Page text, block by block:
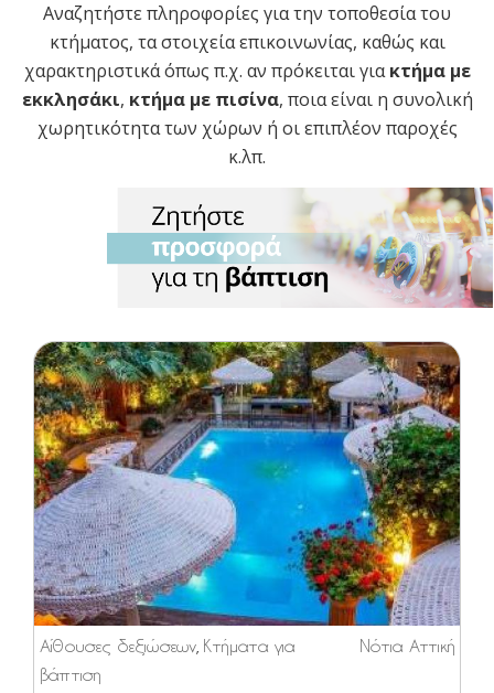
Αναζητήστε πληροφορίες για την τοποθεσία του
κτήματος, τα στοιχεία επικοινωνίας, καθώς και
χαρακτηριστικά όπως π.χ. αν πρόκειται γιακτήμα με
εκκλησάκι, κτήμα με πισίνα, ποια είναι η συνολική
χωρητικότητα των χώρων ή οι επιπλέον παροχές
κ.λπ.
Νότια Αττική
Αίθουσες δεξιώσεων, Κτήματα για
βάπτιση